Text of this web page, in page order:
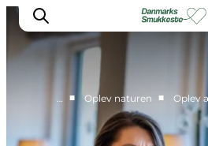
Oplev naturen
… ■ Oplev naturen ■ Oplev